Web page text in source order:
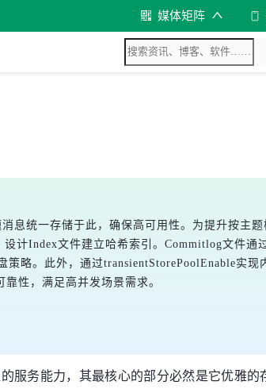
媒体矩阵
息统一存储于此，确保高可用性。为提升按主题
计Index文件建立哈希索引。Commitlog文件通
略。此外，通过transientStorePoolEnable实现
性，满足高并发场景需求。
务能力，其最核心的部分必然是它优雅的